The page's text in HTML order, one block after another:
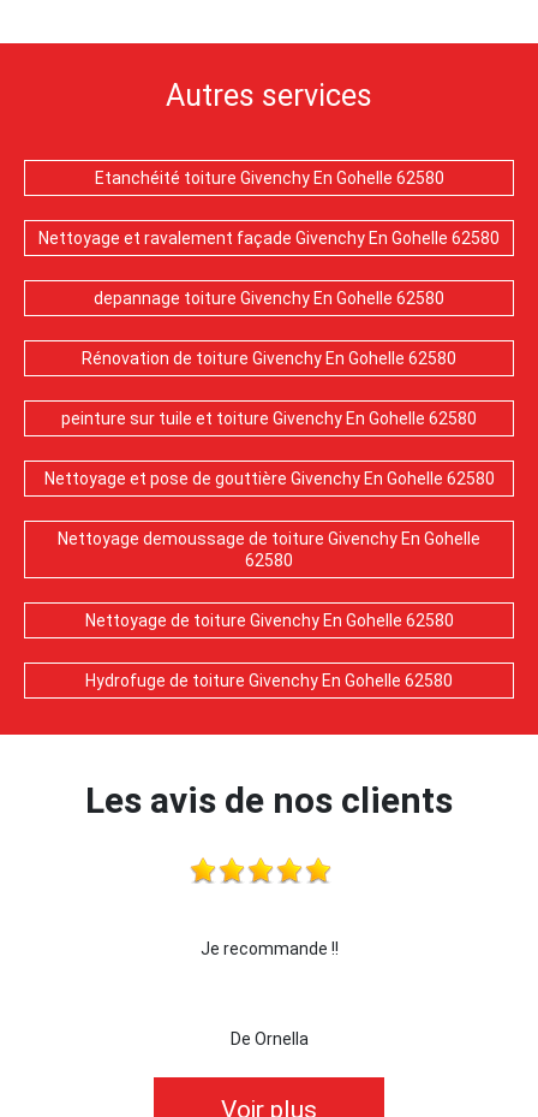
Autres services
Etanchéité toiture Givenchy En Gohelle 62580
Nettoyage et ravalement façade Givenchy En Gohelle 62580
depannage toiture Givenchy En Gohelle 62580
Rénovation de toiture Givenchy En Gohelle 62580
peinture sur tuile et toiture Givenchy En Gohelle 62580
Nettoyage et pose de gouttière Givenchy En Gohelle 62580
Nettoyage demoussage de toiture Givenchy En Gohelle
62580
Nettoyage de toiture Givenchy En Gohelle 62580
Hydrofuge de toiture Givenchy En Gohelle 62580
Les avis de nos clients
Je recommande !!
De Ornella
Voir plus